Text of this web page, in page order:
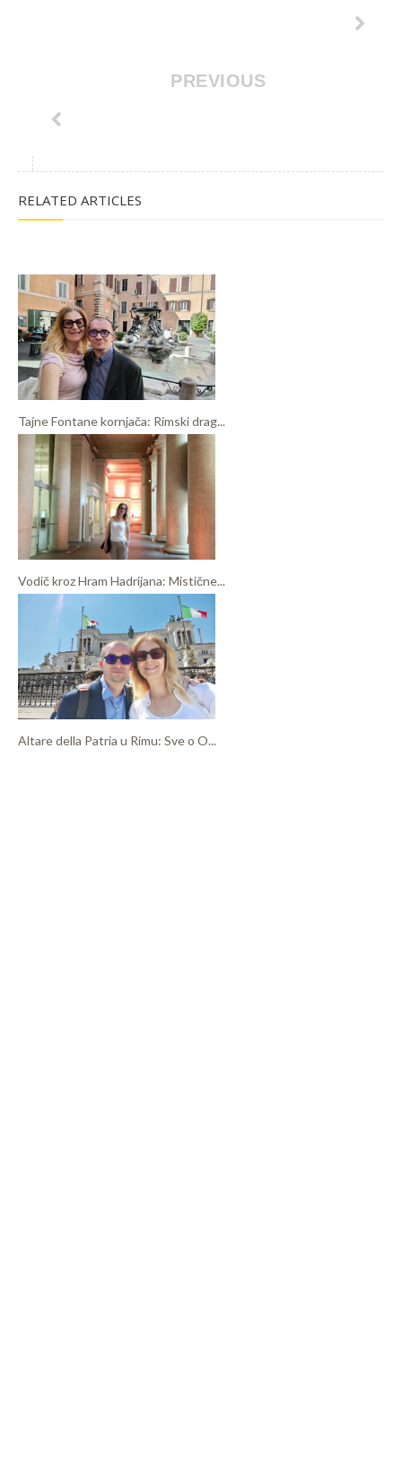
PREVIOUS
RELATED ARTICLES
Tajne Fontane kornjača: Rimski drag...
Vodič kroz Hram Hadrijana: Mistične...
Altare della Patria u Rimu: Sve o O...